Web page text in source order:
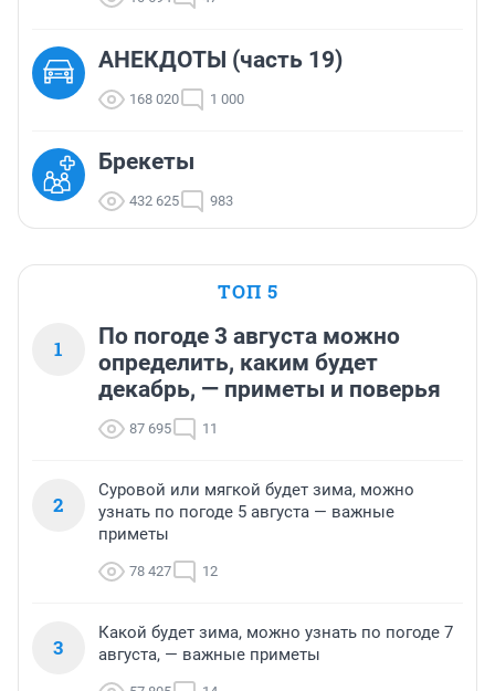
АНЕКДОТЫ (часть 19)
168 020 1 000
Брекеты
432 625 983
ТОП 5
1
По погоде 3 августа можно
определить, каким будет
декабрь, — приметы и поверья
87 695 11
2
Суровой или мягкой будет зима, можно
узнать по погоде 5 августа — важные
приметы
78 427 12
3
Какой будет зима, можно узнать по погоде 7
августа, — важные приметы